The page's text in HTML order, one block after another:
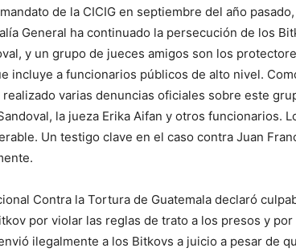
de la CICIG en septiembre del año
General ha continuado la persecución de los
y un grupo de jueces amigos son los
incluye a funcionarios públicos de alto nivel.
realizado varias denuncias oficiales sobre este
la jueza Erika Aifan y otros funcionarios.
Un testigo clave en el caso contra Juan
Contra la Tortura de Guatemala declaró
por violar las reglas de trato a los presos y
ilegalmente a los Bitkovs a juicio a pesar de